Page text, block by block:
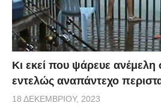
Κι εκεί που ψάρευε ανέμελη
εντελώς αναπάντεχο
18 ΔΕΚΕΜΒΡΊΟΥ, 2023